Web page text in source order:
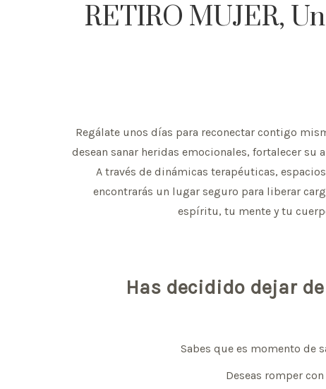
RETIRO MUJER,
Regálate unos días para reconectar contigo
desean sanar heridas emocionales, fortalecer
A través de dinámicas terapéuticas,
encontrarás un lugar seguro para liberar
espíritu, tu mente y tu
Has decidido dejar
Sabes que es momento de
Deseas romper